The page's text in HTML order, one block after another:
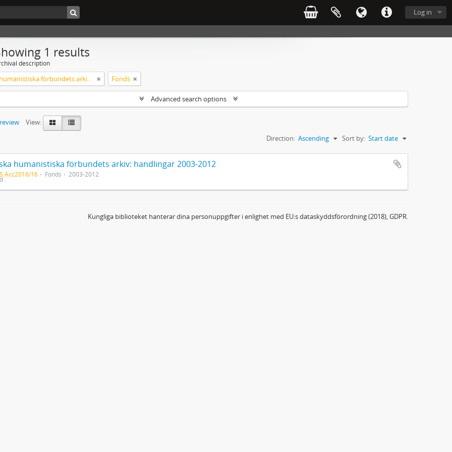
Log in
1 results
description
Svenska humanistiska förbundets arkiv: handlingar 2003-2012 Fonds
Advanced search options
View:
Sort by: Start date
Direction: Ascending
humanistiska förbundets arkiv: handlingar 2003-2012
Acc2016/16 Fonds 2003-2012
Kungliga biblioteket hanterar dina personuppgifter i enlighet med EU:s dataskyddsförordning (2018), GDPR.